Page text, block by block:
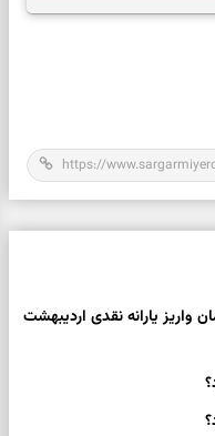
واریز یارانه نقدی اردیبهشت